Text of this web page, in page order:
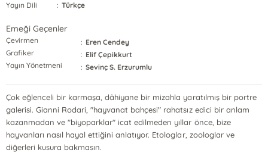
Yayın Dili
: Türkçe
Emeği Geçenler
Çevirmen : Eren Cendey
Grafiker
: Elif Çepikkurt
Yayın Yönetmeni
: Sevinç S. Erzurumlu
Çok eğlenceli bir karmaşa, dâhiyane bir mizahla yaratılmış bir portre
galerisi. Gianni Rodari, "hayvanat bahçesi" rahatsız edici bir anlam
kazanmadan ve "biyoparklar" icat edilmeden yıllar önce, bize
hayvanları nasıl hayal ettiğini anlatıyor. Etologlar, zoologlar ve
diğerleri kusura bakmasın.